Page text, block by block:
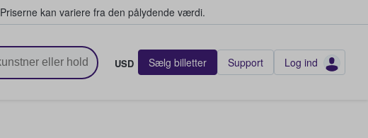
Priserne kan variere fra den pålydende værdi.
USD Sælg billetter Support Log ind